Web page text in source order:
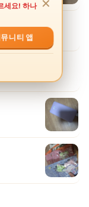
세요! 하나
✕
니티 앱